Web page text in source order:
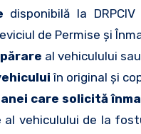
disponibilă la
de Permise şi
al vehiculului
în original şi
care solicită
al vehiculului de la